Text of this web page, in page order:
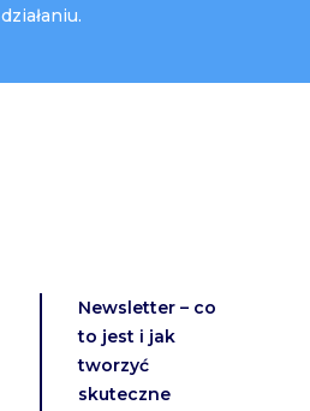
działaniu.
Newsletter – co
to jest i jak
tworzyć
skuteczne